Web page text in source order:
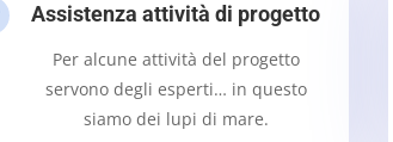
Assistenza attività di progetto
Per alcune attività del progetto
servono degli esperti… in questo
siamo dei lupi di mare.